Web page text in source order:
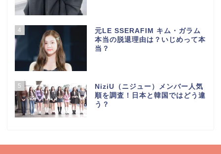
4
元LE SSERAFIM キム・ガラム
本当の脱退理由は？いじめって本
当？
5
NiziU（ニジュー）メンバー人気
順を調査！日本と韓国ではどう違
う？